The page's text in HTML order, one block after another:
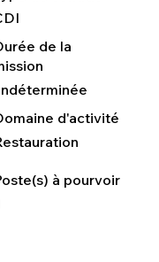
d'activité
à pourvoir
de la